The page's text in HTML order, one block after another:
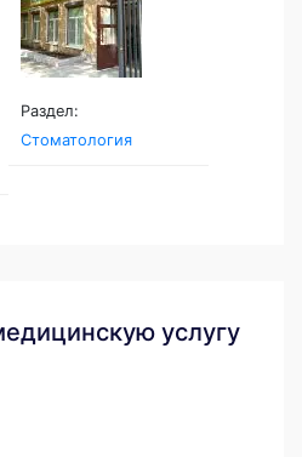
Раздел:
Стоматология
услугу